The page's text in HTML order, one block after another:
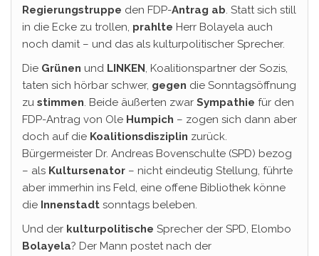
Regierungstruppe den FDP-Antrag ab. Statt sich still
in die Ecke zu trollen, prahlte Herr Bolayela auch
noch damit – und das als kulturpolitischer Sprecher.
Die Grünen und LINKEN, Koalitionspartner der Sozis,
taten sich hörbar schwer, gegen die Sonntagsöffnung
zu stimmen. Beide äußerten zwar Sympathie für den
FDP-Antrag von Ole Humpich – zogen sich dann aber
doch auf die Koalitionsdisziplin zurück.
Bürgermeister Dr. Andreas Bovenschulte (SPD) bezog
– als Kultursenator – nicht eindeutig Stellung, führte
aber immerhin ins Feld, eine offene Bibliothek könne
die Innenstadt sonntags beleben.
Und der kulturpolitische Sprecher der SPD, Elombo
Bolayela? Der Mann postet nach der